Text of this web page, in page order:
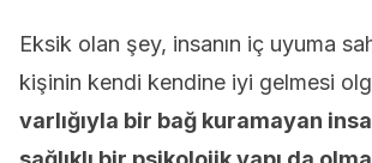
Eksik olan şey, insanın iç uyuma
kişinin kendi kendine iyi gelmesi
varlığıyla bir bağ kuramayan